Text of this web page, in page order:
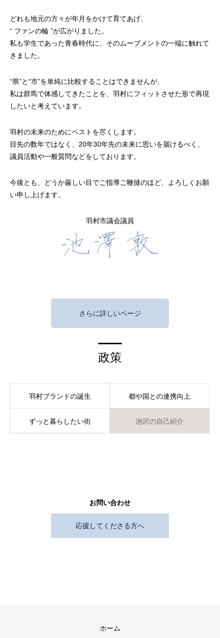
どれも地元の方々が年月をかけて育てあげ、
“ ファンの輪 ”が広がりました。
私も学生であった青春時代に、そのムーブメントの一端に触れて
きました。
“県”と“市”を単純に比較することはできませんが、
私は群馬で体感してきたことを、羽村にフィットさせた形で再現
したいと考えています。
羽村の未来のためにベストを尽くします。
目先の数年ではなく、20年30年先の未来に思いを届けるべく、
議員活動や一般質問などをしております。
今後とも、どうか厳しい目でご指導ご鞭撻のほど、よろしくお願
い申し上げます。
羽村市議会議員
さらに詳しいページ
政策
羽村ブランドの誕生 都や国との連携向上
ずっと暮らしたい街 池沢の自己紹介
お問い合わせ
応援してくださる方へ
ホーム